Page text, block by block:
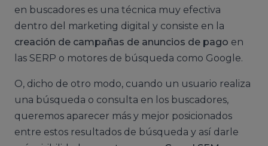
en buscadores es una técnica muy efectiva
dentro del marketing digital y consiste en la
creación de campañas de anuncios de pago en
las SERP o motores de búsqueda como Google.
O, dicho de otro modo, cuando un usuario realiza
una búsqueda o consulta en los buscadores,
queremos aparecer más y mejor posicionados
entre estos resultados de búsqueda y así darle